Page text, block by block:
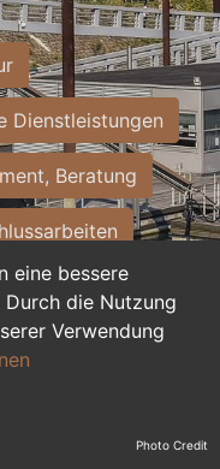
eine bessere
die Nutzung
Verwendung
Dienstleistungen
Beratung
Photo Credit